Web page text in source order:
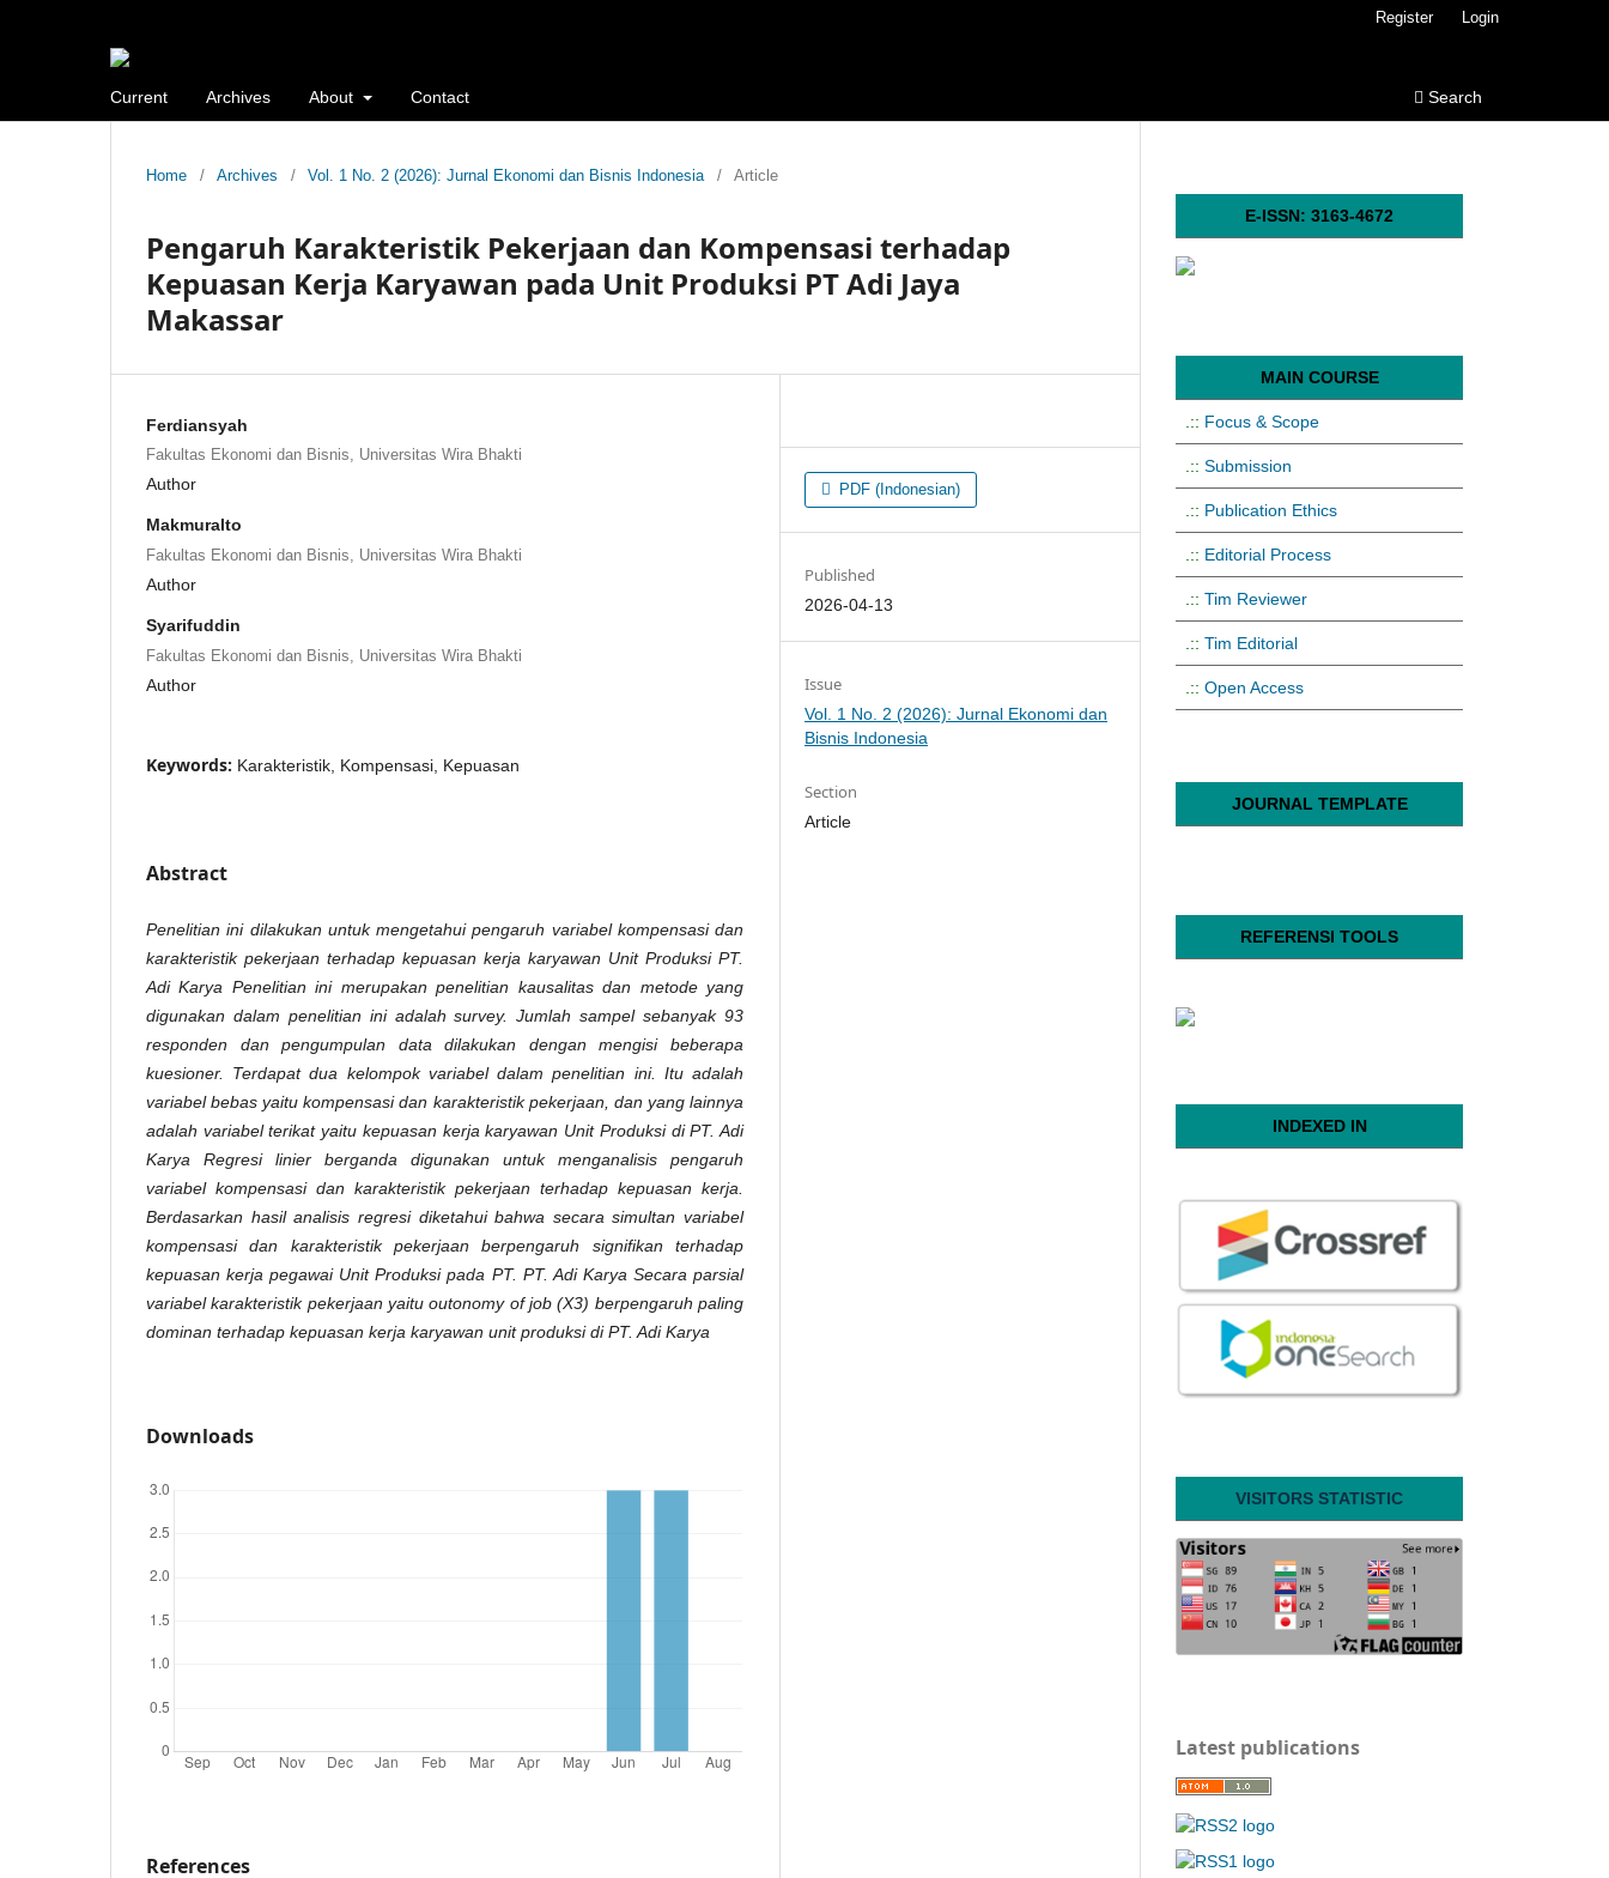
Current Archives About Contact Search
Register Login
Home / Archives / Vol. 1 No. 2 (2026): Jurnal Ekonomi dan Bisnis Indonesia / Article
Pengaruh Karakteristik Pekerjaan dan Kompensasi terhadap
Kepuasan Kerja Karyawan pada Unit Produksi PT Adi Jaya
Makassar
Ferdiansyah
Fakultas Ekonomi dan Bisnis, Universitas Wira Bhakti
Author
Makmuralto
Fakultas Ekonomi dan Bisnis, Universitas Wira Bhakti
Author
Syarifuddin
Fakultas Ekonomi dan Bisnis, Universitas Wira Bhakti
Author
Keywords: Karakteristik, Kompensasi, Kepuasan
Abstract
Penelitian ini dilakukan untuk mengetahui pengaruh variabel kompensasi dan
karakteristik pekerjaan terhadap kepuasan kerja karyawan Unit Produksi PT.
Adi Karya Penelitian ini merupakan penelitian kausalitas dan metode yang
digunakan dalam penelitian ini adalah survey. Jumlah sampel sebanyak 93
responden dan pengumpulan data dilakukan dengan mengisi beberapa
kuesioner. Terdapat dua kelompok variabel dalam penelitian ini. Itu adalah
variabel bebas yaitu kompensasi dan karakteristik pekerjaan, dan yang lainnya
adalah variabel terikat yaitu kepuasan kerja karyawan Unit Produksi di PT. Adi
Karya Regresi linier berganda digunakan untuk menganalisis pengaruh
variabel kompensasi dan karakteristik pekerjaan terhadap kepuasan kerja.
Berdasarkan hasil analisis regresi diketahui bahwa secara simultan variabel
kompensasi dan karakteristik pekerjaan berpengaruh signifikan terhadap
kepuasan kerja pegawai Unit Produksi pada PT. PT. Adi Karya Secara parsial
variabel karakteristik pekerjaan yaitu outonomy of job (X3) berpengaruh paling
dominan terhadap kepuasan kerja karyawan unit produksi di PT. Adi Karya
Downloads
References
PDF (Indonesian)
Published
2026-04-13
Issue
Vol. 1 No. 2 (2026): Jurnal Ekonomi dan
Bisnis Indonesia
Section
Article
E-ISSN: 3163-4672
MAIN COURSE
.:: Focus & Scope
.:: Submission
.:: Publication Ethics
.:: Editorial Process
.:: Tim Reviewer
.:: Tim Editorial
.:: Open Access
JOURNAL TEMPLATE
REFERENSI TOOLS
INDEXED IN
VISITORS STATISTIC
Latest publications